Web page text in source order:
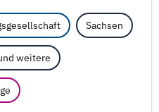
Sachsen
weitere